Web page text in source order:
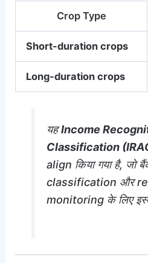
Crop Type
Short-duration crops
Long-duration crops
यहIncome
Classification
align किया गया है, जो
classification और
monitoring के लिए